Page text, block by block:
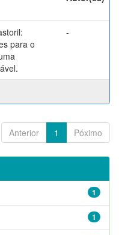
para o
-
Anterior 1 Póximo
1
1